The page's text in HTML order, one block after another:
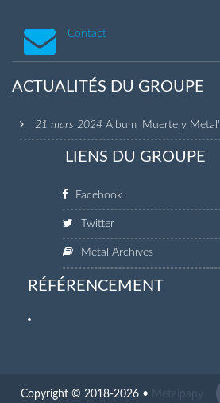
Contact
ACTUALITÉS DU GROUPE
21 mars 2024 Album 'Muerte y Metal'
LIENS DU GROUPE
Facebook
Twitter
Metal Archives
RÉFÉRENCEMENT
Copyright © 2018-2026 • Metalpapy